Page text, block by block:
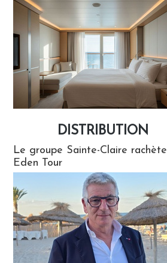
DISTRIBUTION
Le groupe Sainte-Claire rachète
Eden Tour